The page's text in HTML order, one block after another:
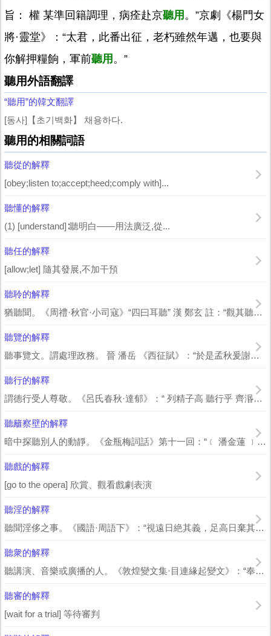
旨： 權 某準回籍調理，病痊赴京聽用 。”京劇《楊門女
將·靈堂》：“太君，此番出征，老朽雖然年邁，也要與
你解押糧餉，軍前聽用 。”
聽用外語翻譯
“聽用”的韓文翻譯
[동사]【초기백화】 채용하다.
聽用的相關詞語
聽從的解釋
[obey;listen to;accept;heed;comply with]...
聽懂的解釋
(1) [understand]∶聽明白——用法廣泛,從...
聽任的解釋
[allow;let] 隨其發展,不加干預
聽聆的解釋
猶聽聞。《周禮·秋官·小司寇》“四曰耳聽” 漢 鄭玄 註：“觀其聽聆，不直...
聽覽的解釋
聽事覽文。謂處理政務。 晉 潘岳 《西征賦》：“於是孟秋爰謝，聽覽餘日，巡省農...
聽行的解釋
謂德行受人尊敬。《呂氏春秋·達郁》：“ 列精子高 聽行乎 齊湣王 。” 高誘 ...
聽籬察壁的解釋
暗中探聽別人的動靜。《金瓶梅詞話》第十一回：“﹝ 潘金蓮 ﹞專一聽籬察壁，尋些頭...
聽戲的解釋
[go to the opera] 欣賞、觀看戲劇表演
聽淫的解釋
聽聞淫侈之事。《國語·周語下》：“視遠日絶其義，足高日棄其德，言爽日反其信，聽...
聽衆的解釋
聽講演、音樂或廣播的人。《敦煌變文集·目連緣起變文》：“奉勸聞經諸聽眾，大須布...
聽審的解釋
[wait for a trial] 等待審判